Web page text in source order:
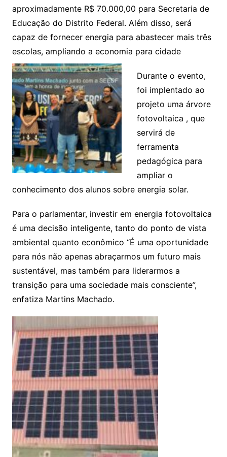
aproximadamente R$ 70.000,00 para Secretaria de
Educação do Distrito Federal. Além disso, será
capaz de fornecer energia para abastecer mais três
escolas, ampliando a economia para cidade
Durante o evento,
foi implentado ao
projeto uma árvore
fotovoltaica , que
servirá de
ferramenta
pedagógica para
ampliar o
conhecimento dos alunos sobre energia solar.
Para o parlamentar, investir em energia fotovoltaica
é uma decisão inteligente, tanto do ponto de vista
ambiental quanto econômico “É uma oportunidade
para nós não apenas abraçarmos um futuro mais
sustentável, mas também para liderarmos a
transição para uma sociedade mais consciente”,
enfatiza Martins Machado.